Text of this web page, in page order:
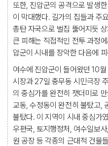
또한, 진압군의 공격으로 발생
이 막대했다. 길가의 집들과 주
총탄 자국으로 벌집 뚫어지듯
큰 피해는 직접적인 전투 과정
압군이 시내를 장악한 다음에
여수에 진압군이 들어왔던 10
시장과 27일 충무동 시민극장
의 중심가를 완전히 잿더미로
교동, 수정동이 완전히 불탔고,
불탔다. 이 지역이 시내 중심가
우편국, 토지행정처, 여수일보
원 공장 등 각종의 근대적 건물